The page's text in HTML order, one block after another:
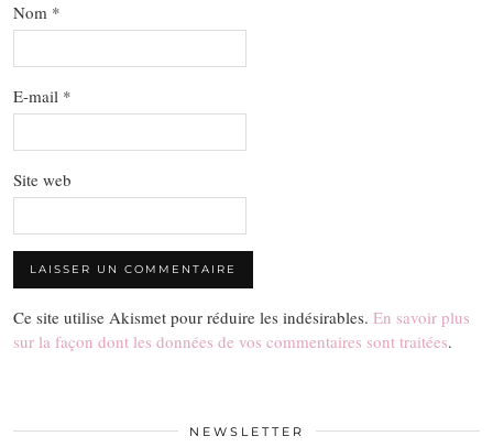
Nom *
E-mail *
Site web
Ce site utilise Akismet pour réduire les indésirables. En savoir plus
sur la façon dont les données de vos commentaires sont traitées.
NEWSLETTER